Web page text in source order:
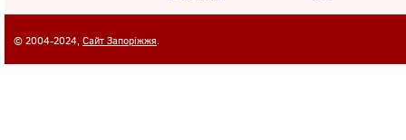
© 2004-2024, Сайт Запоріжжя.